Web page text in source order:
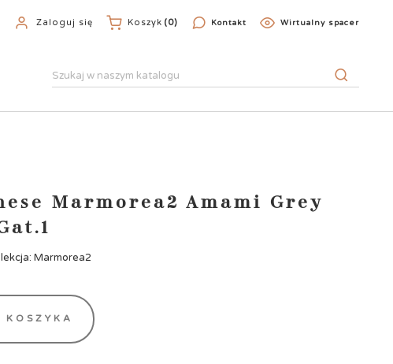
Zaloguj się Koszyk (0) Kontakt Wirtualny spacer
Marmorea2 Amami Grey
Marmorea2